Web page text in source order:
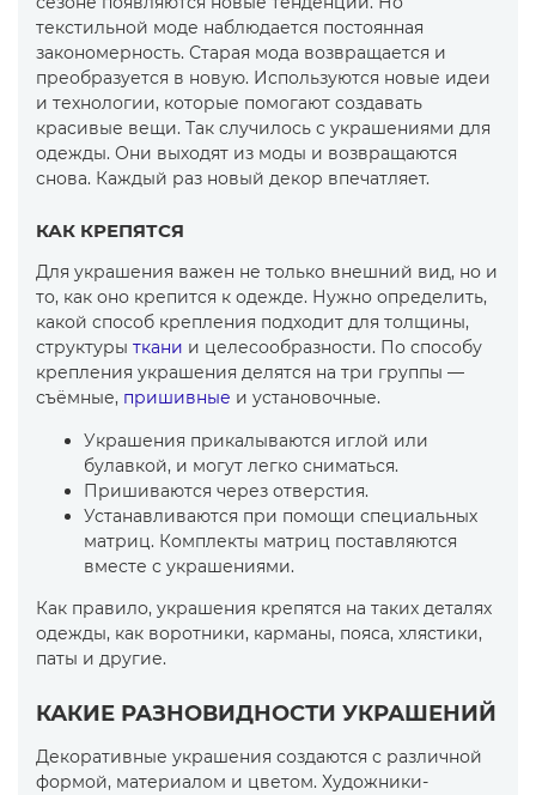
текстильной моде наблюдается постоянная
закономерность. Старая мода возвращается и
преобразуется в новую. Используются новые идеи
и технологии, которые помогают создавать
красивые вещи. Так случилось с украшениями для
одежды. Они выходят из моды и возвращаются
снова. Каждый раз новый декор впечатляет.
КАК КРЕПЯТСЯ
Для украшения важен не только внешний вид, но и
то, как оно крепится к одежде. Нужно определить,
какой способ крепления подходит для толщины,
структуры ткани и целесообразности. По способу
крепления украшения делятся на три группы —
съёмные, пришивные и установочные.
Украшения прикалываются иглой или
булавкой, и могут легко сниматься.
Пришиваются через отверстия.
Устанавливаются при помощи специальных
матриц. Комплекты матриц поставляются
вместе с украшениями.
Как правило, украшения крепятся на таких деталях
одежды, как воротники, карманы, пояса, хлястики,
паты и другие.
КАКИЕ РАЗНОВИДНОСТИ УКРАШЕНИЙ
Декоративные украшения создаются с различной
формой, материалом и цветом. Художники-